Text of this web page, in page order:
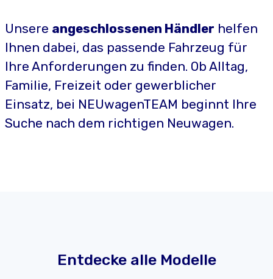
Unsere angeschlossenen Händler helfen
Ihnen dabei, das passende Fahrzeug für
Ihre Anforderungen zu finden. Ob Alltag,
Familie, Freizeit oder gewerblicher
Einsatz, bei NEUwagenTEAM beginnt Ihre
Suche nach dem richtigen Neuwagen.
Entdecke alle Modelle